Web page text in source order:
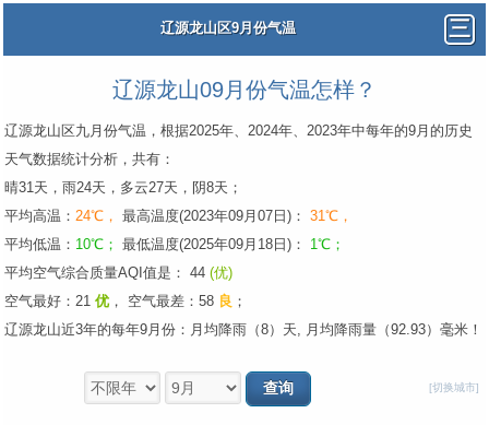
辽源龙山区9月份气温
辽源龙山09月份气温怎样？
辽源龙山区九月份气温，根据2025年、2024年、2023年中每年的9月的历史
天气数据统计分析，共有：
晴31天，雨24天，多云27天，阴8天；
平均高温： 24℃， 最高温度(2023年09月07日)： 31℃，
平均低温： 10℃； 最低温度(2025年09月18日)： 1℃；
平均空气综合质量AQI值是： 44 (优)
空气最好：21 优 ， 空气最差：58 良 ；
辽源龙山近3年的每年9月份：月均降雨（8）天, 月均降雨量（92.93）毫米！
[切换城市]